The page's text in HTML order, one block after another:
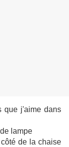
que j'aime dans
lampe
de la chaise